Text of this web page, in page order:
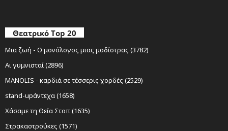
Θεατρικό Top 20
Μια ζωή - Ο μονόλογος μιας μοδίστρας (3782)
Αι γυμνισταί (2896)
MANOLIS - καρδιά σε τέσσερις χορδές (2529)
stand-upάντεχα (1658)
Χάσαμε τη Θεία Στοπ (1635)
Στρακαστρούκες (1571)